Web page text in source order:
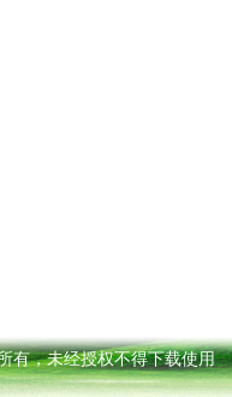
有，未经授权不得下载使用